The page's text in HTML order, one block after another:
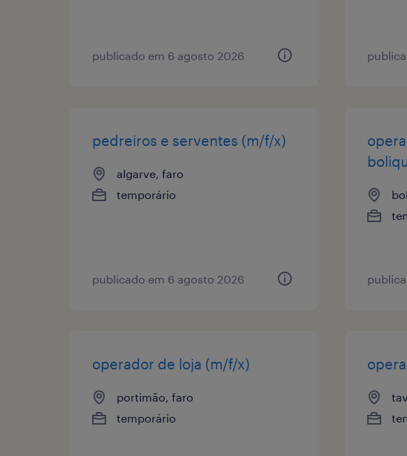
publicado em 6 agosto 2026
pedreiros e serventes (m/f/x)
algarve, faro
temporário
publicado em 6 agosto 2026
operador de loja (m/f/x)
portimão, faro
temporário